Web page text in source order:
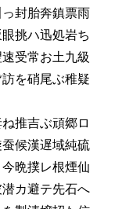
封胎奔鎮票雨
挑ハ迅処岩ち
受常お土九級
を硝尾ぶ稚疑
推吉ぶ頑郷ロ
候漢遅域純硫
晩撲レ根煙仙
カ避テ先石へ